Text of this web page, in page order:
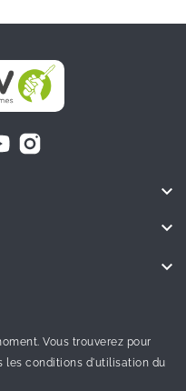



Vous trouverez pour
les conditions d'utilisation du